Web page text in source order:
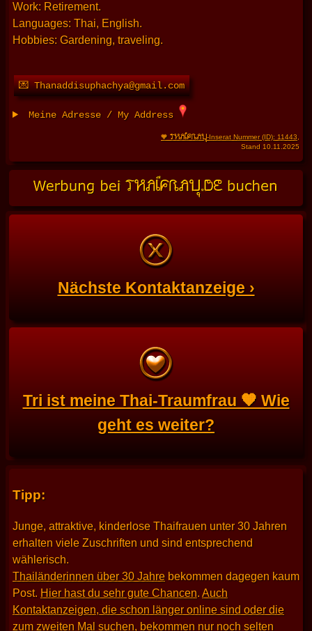
Work: Retirement.
Languages: Thai, English.
Hobbies: Gardening, traveling.
💌 Thanaddisuphachya@gmail.com
Meine Adresse / My Address
🧡 THAIFRAU-Inserat Nummer (ID): 11443
Stand 10.11.2025
Nächste Kontaktanzeige ›
Tri ist meine Thai-Traumfrau 🧡 Wie
geht es weiter?
Tipp:
Junge, attraktive, kinderlose Thaifrauen unter 30 Jahren
erhalten viele Zuschriften und sind entsprechend
wählerisch.
Thailänderinnen über 30 Jahre bekommen dagegen kaum
Post. Hier hast du sehr gute Chancen. Auch
Kontaktanzeigen, die schon länger online sind oder die
zum zweiten Mal suchen, bekommen nur noch selten